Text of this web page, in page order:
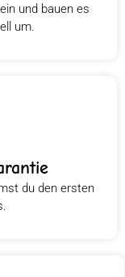
und bauen es
um.
du den ersten